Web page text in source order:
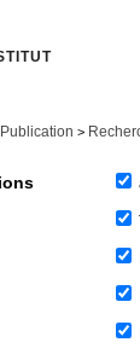
>